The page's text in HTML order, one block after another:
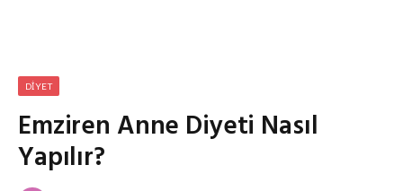
DIYET
Emziren Anne Diyeti Nasıl
Yapılır?